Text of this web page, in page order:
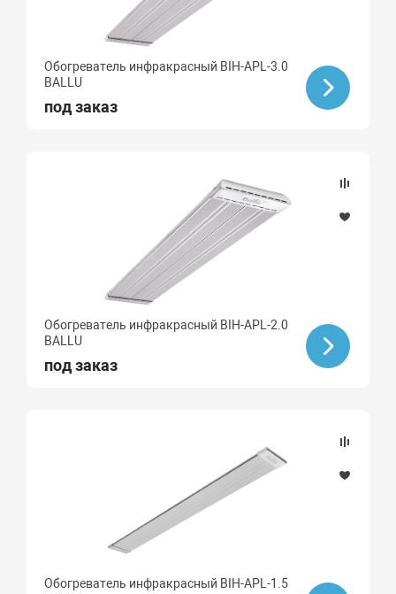
Обогреватель инфракрасный BIH-APL-3.0
BALLU
под заказ
Обогреватель инфракрасный BIH-APL-2.0
BALLU
под заказ
Обогреватель инфракрасный BIH-APL-1.5